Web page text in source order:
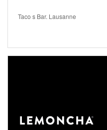
Taco s Bar, Lausanne